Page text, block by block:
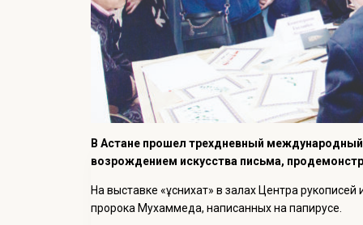
В Астане прошел трехдневный
возрождением искусства письма,
На выставке «Құснихат» в залах Центра
пророка Мухаммеда, написанных на папирусе.